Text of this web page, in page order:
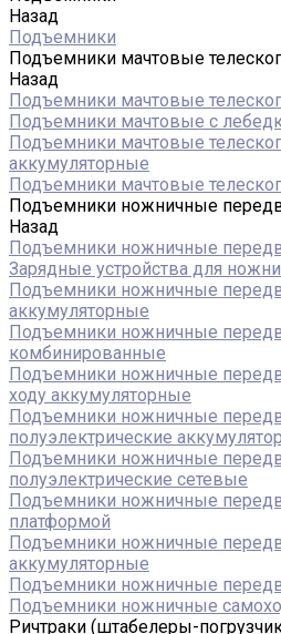
Назад
Подъемники
Подъемники мачтовые
Назад
Подъемники мачтовые
Подъемники мачтовые с
Подъемники мачтовые
аккумуляторные
Подъемники мачтовые
Подъемники ножничные
Назад
Подъемники ножничные
Зарядные устройства для
Подъемники ножничные
аккумуляторные
Подъемники ножничные
комбинированные
Подъемники ножничные
ходу аккумуляторные
Подъемники ножничные
полуэлектрические
Подъемники ножничные
полуэлектрические сетевые
Подъемники ножничные
платформой
Подъемники ножничные
аккумуляторные
Подъемники ножничные
Подъемники ножничные
Ричтраки (штабелеры-